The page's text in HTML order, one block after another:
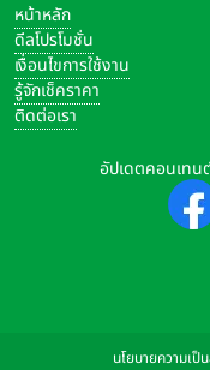
หน้าหลัก
ดีลโปรโมชั่น
เงื่อนไขการใช้งาน
รู้จักเช็คราคา
ติดต่อเรา
อัปเดตคอนเทน
นโยบายความเป็